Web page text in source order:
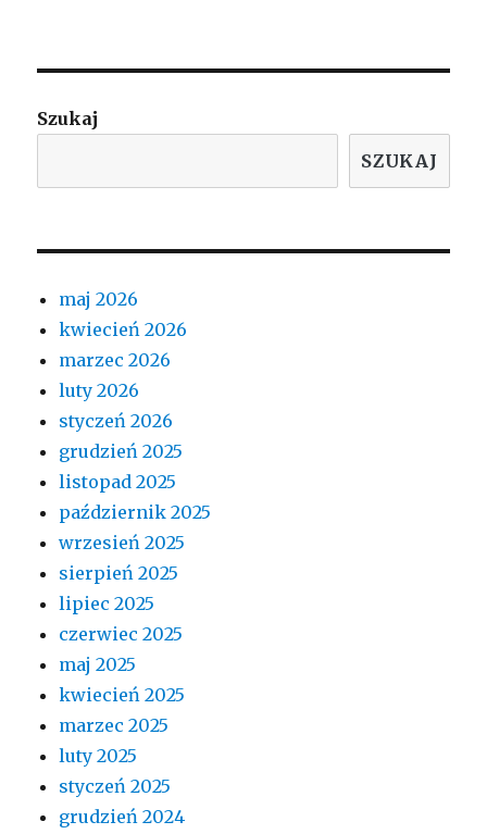
Szukaj
SZUKAJ
maj 2026
kwiecień 2026
marzec 2026
luty 2026
styczeń 2026
grudzień 2025
listopad 2025
październik 2025
wrzesień 2025
sierpień 2025
lipiec 2025
czerwiec 2025
maj 2025
kwiecień 2025
marzec 2025
luty 2025
styczeń 2025
grudzień 2024